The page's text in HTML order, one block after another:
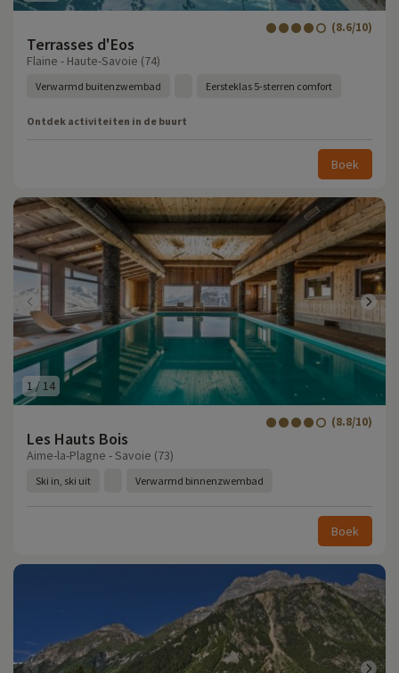
Terrasses d'Eos
(8.6/10)
Flaine - Haute-Savoie (74)
Verwarmd buitenzwembad Eersteklas 5-sterren comfort
Ontdek activiteiten in de buurt
Boek
1/ 14
Les Hauts Bois
(8.8/10)
Aime-la-Plagne - Savoie (73)
Ski in, ski uit Verwarmd binnenzwembad
Boek